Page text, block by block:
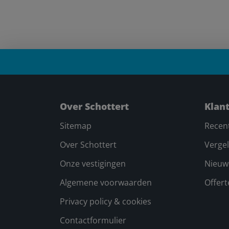
Over Schottert
Sitemap
Over Schottert
Onze vestigingen
Algemene voorwaarden
Privacy policy & cookies
Contactformulier